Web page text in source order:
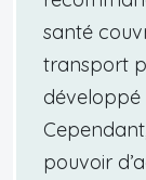
santé
transport
développé
pouvoir